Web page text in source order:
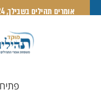
אומרים תהילים בשבילך, 24 שעות ביממה | 1-700-700-721